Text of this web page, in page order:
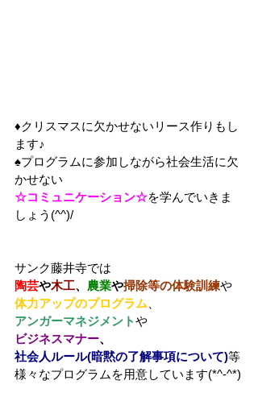
♦クリスマスに欠かせないリース作りもし
ます♪
♠プログラムに参加しながら社会生活に欠
かせない
☆コミュニケーション☆を学んでいきま
しょう(^^)/
サンク藤井寺では
陶芸や木工、 農業や掃除等の体験訓練や
体力アップのプログラム
アンガーマネジメントや
ビジネスマナー、
社会人ルール(暗黙の了解事項について)等
様々なプログラムを用意しています(*^-^*)